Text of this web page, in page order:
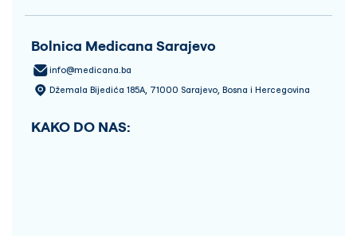
Bolnica Medicana Sarajevo
info@medicana.ba
Džemala Bijedića 185A, 71000 Sarajevo, Bosna i Hercegovina
KAKO DO NAS: